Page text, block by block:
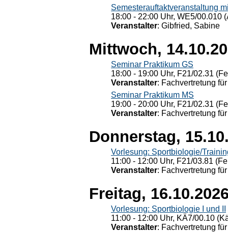
Semesterauftaktveranstaltung
18:00 - 22:00 Uhr, WE5/00.010
Veranstalter: Gibfried, Sabine
Mittwoch,
Seminar Praktikum GS
18:00 - 19:00 Uhr, F21/02.31
Veranstalter: Fachvertretung
Seminar Praktikum MS
19:00 - 20:00 Uhr, F21/02.31
Veranstalter: Fachvertretung
Donnerstag,
Vorlesung: Sportbiologie/
11:00 - 12:00 Uhr, F21/03.81
Veranstalter: Fachvertretung
Freitag,
Vorlesung: Sportbiologie I und II
11:00 - 12:00 Uhr, KÄ7/00.10
Veranstalter: Fachvertretung